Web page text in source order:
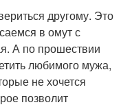
другому. Это
в омут с
А по прошествии
любимого мужа,
не хочется
позволит